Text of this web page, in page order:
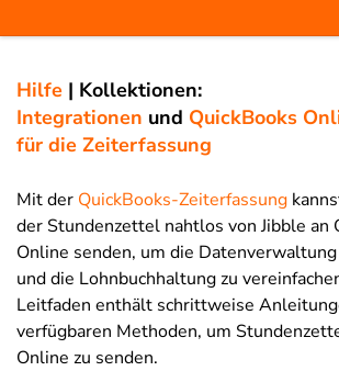
Hilfe | Kollektionen:
Integrationen und QuickBooks
für die Zeiterfassung
Mit der QuickBooks-Zeiterfassung
der Stundenzettel nahtlos von Jibble an
Online senden, um die
und die Lohnbuchhaltung zu
Leitfaden enthält schrittweise
verfügbaren Methoden, um
Online zu senden.